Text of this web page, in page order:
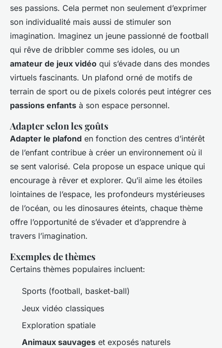
ses passions. Cela permet non seulement d’exprimer
son individualité mais aussi de stimuler son
imagination. Imaginez un jeune passionné de football
qui rêve de dribbler comme ses idoles, ou un
amateur de jeux vidéo qui s’évade dans des mondes
virtuels fascinants. Un plafond orné de motifs de
terrain de sport ou de pixels colorés peut intégrer ces
passions enfants à son espace personnel.
Adapter selon les goûts
Adapter le plafond en fonction des centres d’intérêt
de l’enfant contribue à créer un environnement où il
se sent valorisé. Cela propose un espace unique qui
encourage à rêver et explorer. Qu’il aime les étoiles
lointaines de l’espace, les profondeurs mystérieuses
de l’océan, ou les dinosaures éteints, chaque thème
offre l’opportunité de s’évader et d’apprendre à
travers l’imagination.
Exemples de thèmes
Certains thèmes populaires incluent:
Sports (football, basket-ball)
Jeux vidéo classiques
Exploration spatiale
Animaux sauvages et exposés naturels